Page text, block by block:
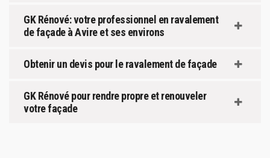
GK Rénové: votre professionnel en ravalement
de façade à Avire et ses environs
Obtenir un devis pour le ravalement de façade
GK Rénové pour rendre propre et renouveler
votre façade